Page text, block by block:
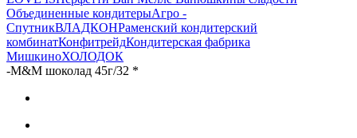
Объединенные кондитерыАгро -
СпутникВЛАДКОНРаменский кондитерский
комбинатКонфитрейдКондитерская фабрика
МишкиноХОЛОДОК
-М&М шоколад 45г/32 *